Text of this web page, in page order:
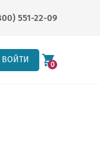
551-22-09
ВОЙТИ 0